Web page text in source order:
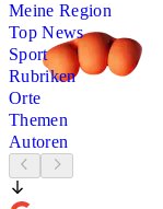
Meine Region
Top News
Sport
Rubriken
Orte
Themen
Autoren